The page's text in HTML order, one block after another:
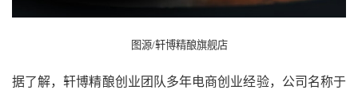
图源/轩博精酿旗舰店
据了解，轩博精酿创业团队多年电商创业经验，公司名称于